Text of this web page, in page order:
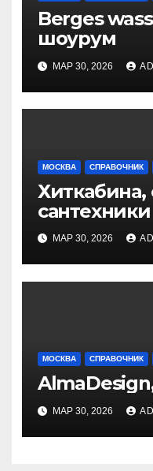
Berges
шоурум
МАР 30, 2026
МОСКВА СПРАВОЧНИК
Хиткабина,
сантехники
МАР 30, 2026
МОСКВА СПРАВОЧНИК
МАР 30, 2026